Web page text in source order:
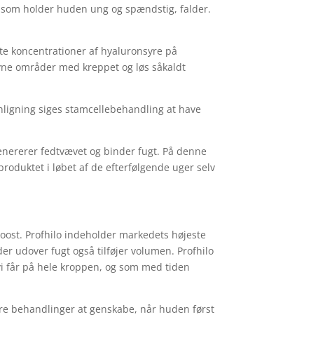
holder huden ung og spændstig, falder.
koncentrationer af hyaluronsyre på
områder med kreppet og løs såkaldt
siges stamcellebehandling at have
fedtvævet og binder fugt. På denne
i løbet af de efterfølgende uger selv
Profhilo indeholder markedets højeste
udover fugt også tilføjer volumen. Profhilo
på hele kroppen, og som med tiden
behandlinger at genskabe, når huden først